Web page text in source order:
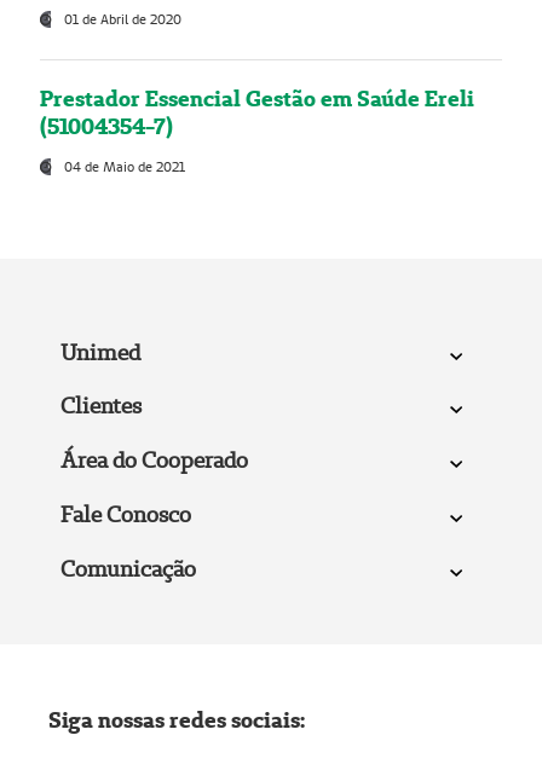
01 de Abril de 2020
Prestador Essencial Gestão em Saúde Ereli
(51004354-7)
04 de Maio de 2021
Unimed
Clientes
Área do Cooperado
Fale Conosco
Comunicação
Siga nossas redes sociais: